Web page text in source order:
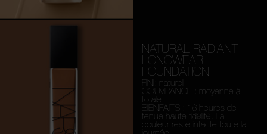
NATURAL RADIANT
LONGWEAR
FOUNDATION
FINI: naturel
COUVRANCE : moyenne à
totale
BIENFAITS : 16 heures de
tenue haute fidélité. La
couleur reste intacte toute la